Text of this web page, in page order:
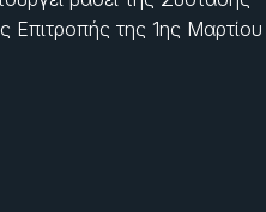
Επιτροπής της 1ης Μαρτίου